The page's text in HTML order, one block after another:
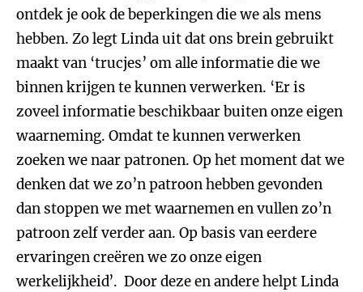
ontdek je ook de beperkingen die we als mens
hebben. Zo legt Linda uit dat ons brein gebruikt
maakt van ‘trucjes’ om alle informatie die we
binnen krijgen te kunnen verwerken. ‘Er is
zoveel informatie beschikbaar buiten onze eigen
waarneming. Omdat te kunnen verwerken
zoeken we naar patronen. Op het moment dat we
denken dat we zo’n patroon hebben gevonden
dan stoppen we met waarnemen en vullen zo’n
patroon zelf verder aan. Op basis van eerdere
ervaringen creëren we zo onze eigen
werkelijkheid’. Door deze en andere helpt Linda